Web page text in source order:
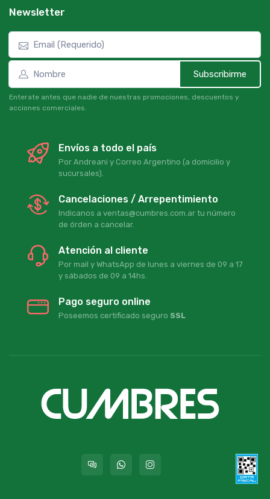
Newsletter
Subscribirme
Enterate antes que nadie de nuestras promociones, descuentos y
acciones comerciales.
Envíos a todo el país
Por Andreani y Correo Argentino (a domicilio y
sucursales).
Cancelaciones / Arrepentimiento
Indicanos a ventas@cumbres.com.ar tu número
de órden a cancelar.
Atención al cliente
Por mail y WhatsApp de lunes a viernes de 09 a 17
y sábados de 09 a 14hs.
Pago seguro online
Poseemos certificado seguro SSL